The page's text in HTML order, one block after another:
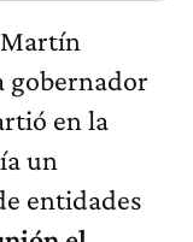
gobernador
en la
un
entidades